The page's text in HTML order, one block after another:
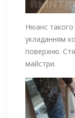
Нюанс
укладанням
поверхню.
майстри.